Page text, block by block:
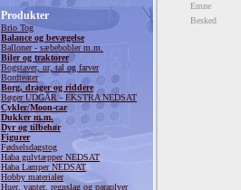
Produkter
Brio Tog
Balance og bevægelse
Balloner - sæbebobler m.m.
Biler og traktorer
Bogstaver, ur, tal og farver
Bordteater
Borg, drager og riddere
Bøger UDGÅR - EKSTRA NEDSAT
Cykler/Moon-car
Dukker m.m.
Dyr og tilbehør
Figurer
Fødselsdagstog
Haba gulvtæpper NEDSAT
Haba Lamper NEDSAT
Hobby materialer
Huer, vanter, regnslag og paraplyer
Emne
Besked